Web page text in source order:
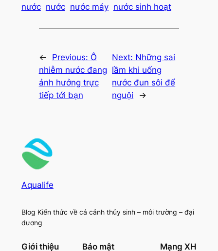
nước nước nước máy nước sinh hoạt
← Previous: Ô
nhiễm nước đang
ảnh hưởng trực
tiếp tới bạn
Next: Những sai
lầm khi uống
nước đun sôi để
nguội
→
Aqualife
Blog Kiến thức về cá cảnh thủy sinh – môi trường – đại
dương
Giới thiệu Bảo mật Mạng XH